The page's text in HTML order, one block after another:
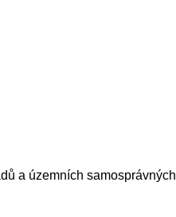
a územních samosprávných